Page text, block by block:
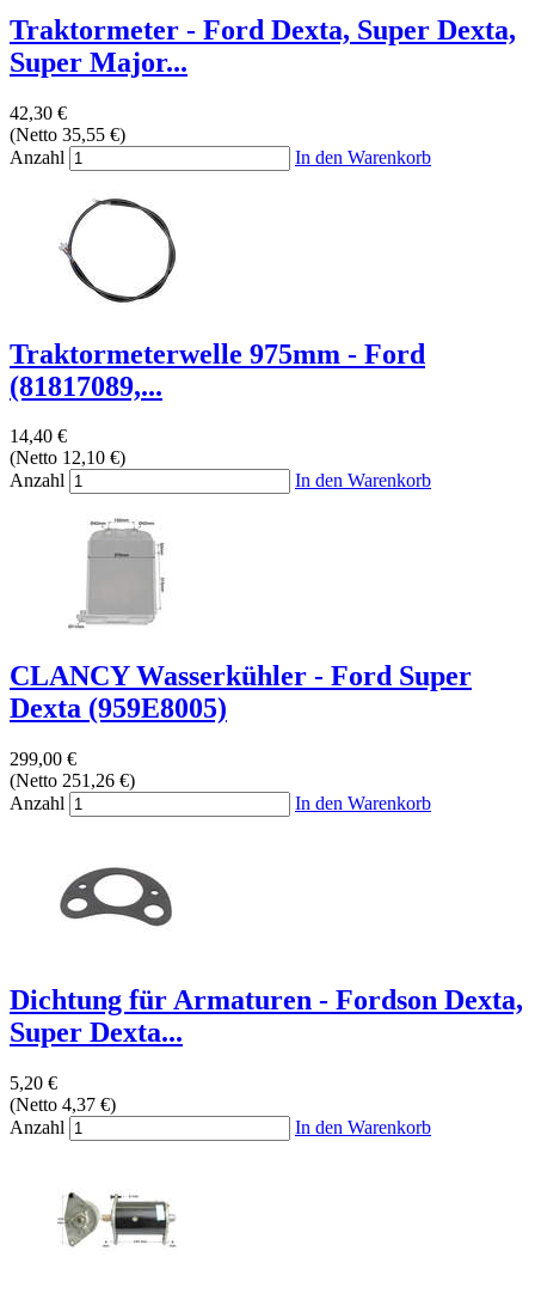
Traktormeter - Ford Dexta, Super Dexta,
Super Major...
42,30 €
(Netto 35,55 €)
Anzahl
In den Warenkorb
Traktormeterwelle 975mm - Ford
(81817089,...
14,40 €
(Netto 12,10 €)
Anzahl
In den Warenkorb
CLANCY Wasserkühler - Ford Super
Dexta (959E8005)
299,00 €
(Netto 251,26 €)
Anzahl
In den Warenkorb
Dichtung für Armaturen - Fordson Dexta,
Super Dexta...
5,20 €
(Netto 4,37 €)
Anzahl
In den Warenkorb